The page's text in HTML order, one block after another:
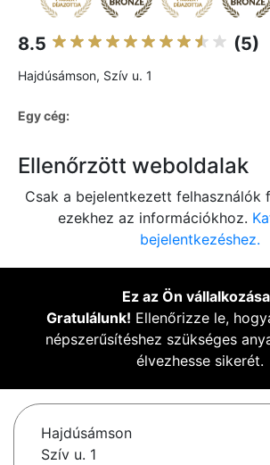
8.5 (5)
Hajdúsámson, Szív u. 1
Egy cég:
Ellenőrzött weboldalak
Csak a bejelentkezett felhasználók
ezekhez az információkhoz.
bejelentkezéshez.
Ez az Ön vállalkozása
Gratulálunk! Ellenőrizze le,
népszerűsítéshez szükséges
élvezhesse sikerét.
Hajdúsámson
Szív u. 1